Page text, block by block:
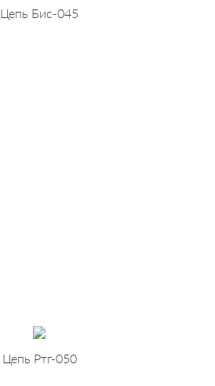
Цепь Бис-045
Цепь Ртг-050